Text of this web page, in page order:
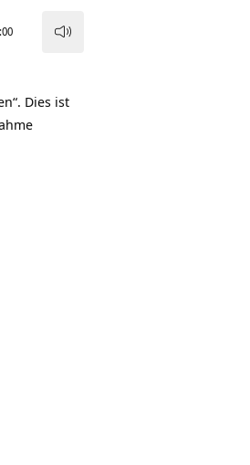
Dies ist